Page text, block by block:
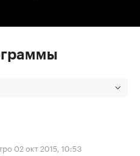
02 окт 2015, 10:53